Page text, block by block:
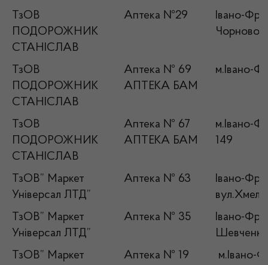
ТзОВ
ПОДОРОЖНИК
СТАНІСЛАВ
Аптека №29
Івано-
ТзОВ
ПОДОРОЖНИК
СТАНІСЛАВ
Аптека № 69
АПТЕКА БАМ
м.Івано-
ТзОВ
ПОДОРОЖНИК
СТАНІСЛАВ
Аптека № 67
АПТЕКА БАМ
м.Івано-
149
ТзОВ” Маркет
Універсал ЛТД”
Аптека № 63
Івано-
ТзОВ” Маркет
Універсал ЛТД”
Аптека № 35
Івано-
ТзОВ” Маркет
Аптека № 19
м.Івано-